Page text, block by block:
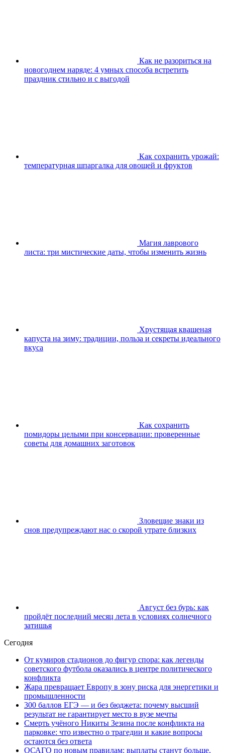
Как не разориться на
новогоднем наряде: 4 умных способа встретить
праздник стильно и с выгодой
Как сохранить урожай:
температурная шпаргалка для овощей и фруктов
Магия лаврового
листа: три мистические даты, чтобы изменить жизнь
Хрустящая квашеная
капуста на зиму: традиции, польза и секреты идеального
вкуса
Как сохранить
помидоры целыми при консервации: проверенные
советы для домашних заготовок
Зловещие знаки из
снов предупреждают нас о скорой утрате близких
Август без бурь: как
пройдёт последний месяц лета в условиях солнечного
затишья
Сегодня
От кумиров стадионов до фигур спора: как легенды
советского футбола оказались в центре политического
конфликта
Жара превращает Европу в зону риска для энергетики и
промышленности
300 баллов ЕГЭ — и без бюджета: почему высший
результат не гарантирует место в вузе мечты
Смерть учёного Никиты Зезина после конфликта на
парковке: что известно о трагедии и какие вопросы
остаются без ответа
ОСАГО по новым правилам: выплаты станут больше,